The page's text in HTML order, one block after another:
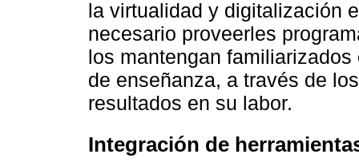
la virtualidad y digitalización
necesario proveerles
los mantengan
de enseñanza, a través de
resultados en su labor.
Integración de